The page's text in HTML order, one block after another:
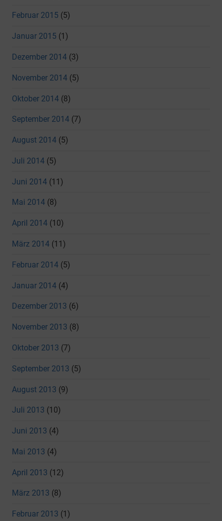
Februar 2015 (5)
Januar 2015 (1)
Dezember 2014 (3)
November 2014 (5)
Oktober 2014 (8)
September 2014 (7)
August 2014 (5)
Juli 2014 (5)
Juni 2014 (11)
Mai 2014 (8)
April 2014 (10)
März 2014 (11)
Februar 2014 (5)
Januar 2014 (4)
Dezember 2013 (6)
November 2013 (8)
Oktober 2013 (7)
September 2013 (5)
August 2013 (9)
Juli 2013 (10)
Juni 2013 (4)
Mai 2013 (4)
April 2013 (12)
März 2013 (8)
Februar 2013 (1)